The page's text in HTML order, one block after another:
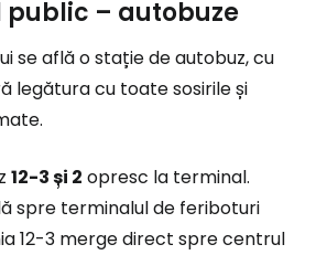
– autobuze
se află o stație de autobuz, cu
legătura cu toate sosirile și
12-3 și 2 opresc la terminal.
spre terminalul de feriboturi
12-3 merge direct spre centrul